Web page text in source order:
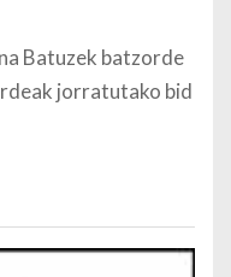
Batuzek batzorde
jorratutako bid